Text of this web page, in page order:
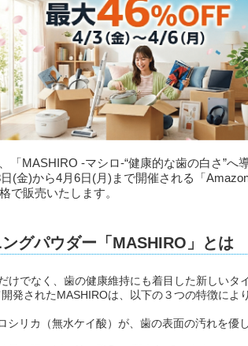
「MASHIRO -マシロ-“健康的な歯の白さ”へ
(金)から4月6日(月)まで開催される「
で販売いたします。
グパウダー「MASHIRO」とは
けでなく、歯の健康維持にも着目した新しいタ
発されたMASHIROは、以下の３つの特徴によ
シリカ（無水ケイ酸）が、歯の表面の汚れを優